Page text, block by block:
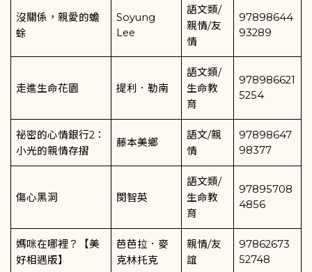
沒關係，親愛的蟾
蜍
Soyung
Lee
語文類/
親情/友
情
97898644
93289
走進生命花園 提利．勒南
語文類/
生命教
育
978986621
5254
祕密的心情銀行2 ：
小光的親情存摺
藤本美鄉
語文/親
情
97898647
98377
傷心黑洞 閔智英
語文類/
生命教
育
97895708
4856
媽咪在哪裡？【美
好相遇版】
芭芭拉．麥
克林托克
親情/友
誼
97862673
52748